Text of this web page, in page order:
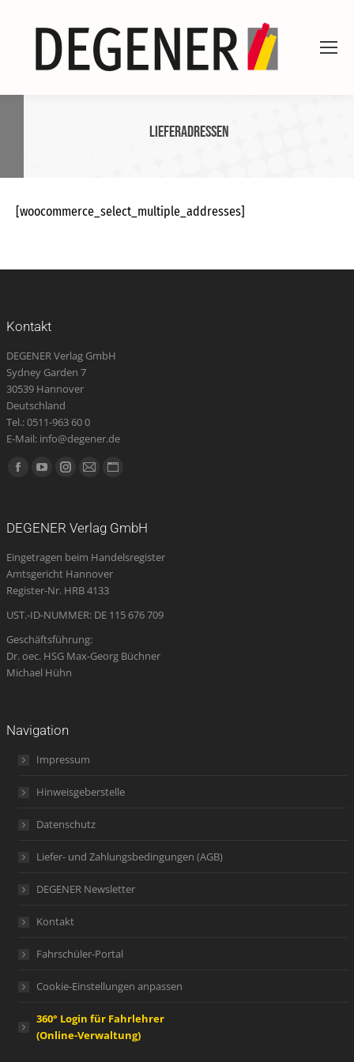
Lieferadressen
[woocommerce_select_multiple_addresses]
Kontakt
DEGENER Verlag GmbH
Sydney Garden 7
30539 Hannover
Deutschland
Tel.: 0511-963 60 0
E-Mail: info@degener.de
Finden Sie uns auf:
Facebook
new
window
YouTube
new
window
Instagram
new
window
E-
opens
in
new
Website
new
DEGENER Verlag GmbH
Eingetragen beim Handelsregister
Amtsgericht Hannover
Register-Nr. HRB 4133
UST.-ID-NUMMER: DE 115 676 709
Geschäftsführung:
Dr. oec. HSG Max-Georg Büchner
Michael Hühn
Navigation
Impressum
Hinweisgeberstelle
Datenschutz
Liefer- und Zahlungsbedingungen (AGB)
DEGENER Newsletter
Kontakt
Fahrschüler-Portal
Cookie-Einstellungen anpassen
360° Login für Fahrlehrer
(Online-Verwaltung)